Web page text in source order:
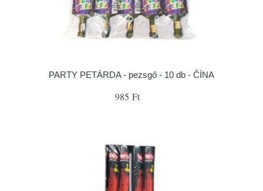
PARTY PETÁRDA - pezsgő - 10 db - ČÍNA
985 Ft